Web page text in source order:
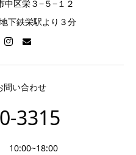
中区栄３−５−１２
下鉄栄駅より３分
問い合わせ
3315
10:00~18:00